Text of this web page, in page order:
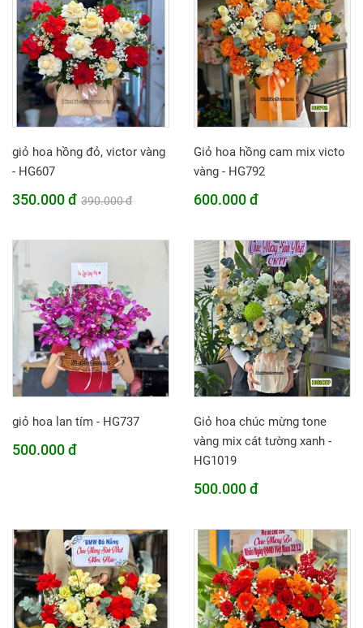
giỏ hoa hồng đỏ, victor vàng
- HG607
350.000 đ 390.000 đ
Giỏ hoa hồng cam mix victo
vàng - HG792
600.000 đ
giỏ hoa lan tím - HG737
500.000 đ
Giỏ hoa chúc mừng tone
vàng mix cát tường xanh -
HG1019
500.000 đ